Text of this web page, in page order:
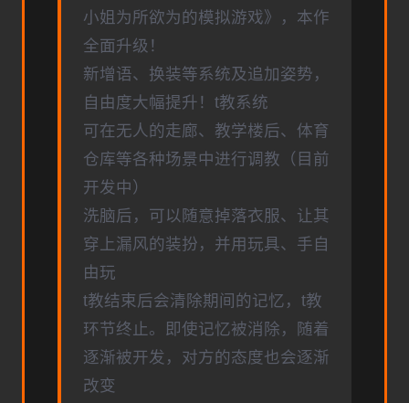
小姐为所欲为的模拟游戏》，本作
全面升级！
新增语、换装等系统及追加姿势，
自由度大幅提升！t教系统
可在无人的走廊、教学楼后、体育
仓库等各种场景中进行调教（目前
开发中）
洗脑后，可以随意掉落衣服、让其
穿上漏风的装扮，并用玩具、手自
由玩
t教结束后会清除期间的记忆，t教
环节终止。即使记忆被消除，随着
逐渐被开发，对方的态度也会逐渐
改变